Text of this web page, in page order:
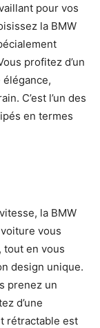
pour vos
la BMW
profitez d’un
C’est l’un des
en termes
la BMW
vous
tout en vous
design unique.
prenez un
d’une
rétractable est